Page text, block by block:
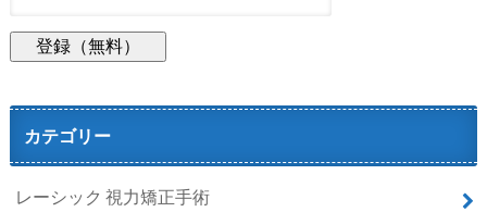
カテゴリー
レーシック 視力矯正手術